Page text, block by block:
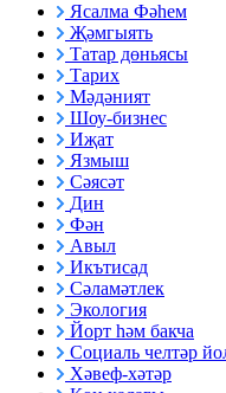
Ясалма Фәһем
Җәмгыять
Татар дөньясы
Тарих
Мәдәният
Шоу-бизнес
Иҗат
Язмыш
Сәясәт
Дин
Фән
Авыл
Икътисад
Сәламәтлек
Экология
Йорт һәм бакча
Социаль челтәр
Хәвеф-хәтәр